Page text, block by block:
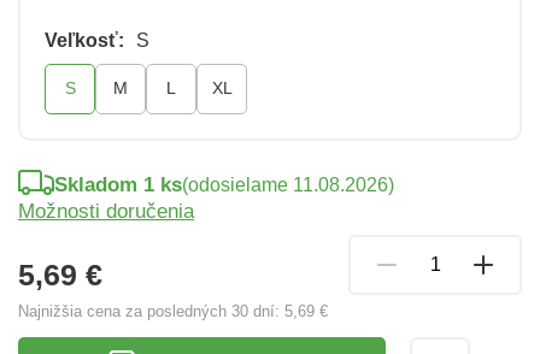
Veľkosť: S
S M L XL
5,69 €
Najnižšia cena za posledných 30 dní: 5,69 €
Skladom 1 ks(odosielame 11.08.2026)
Možnosti doručenia